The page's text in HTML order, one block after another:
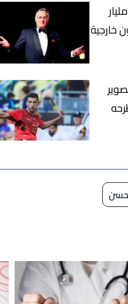
المركزي: مصر تسدد 16 مليار
خارجية
حسن